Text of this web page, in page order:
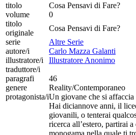
titolo
Cosa Pensavi di Fare?
volume
0
titolo
originale
Cosa Pensavi di Fare?
serie
Altre Serie
autore/i
Carlo Mazza Galanti
illustratore/i
Illustratore Anonimo
traduttore/i
paragrafi
46
genere
Reality/Contemporaneo
protagonista/iUn giovane che si
Hai diciannove anni, il
giovanili, o tenterai
ricerca all’estero, partirai
monogama nella quale ti